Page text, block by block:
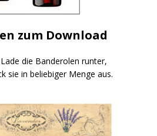
zum Download
die Banderolen runter,
sie in beliebiger Menge aus.